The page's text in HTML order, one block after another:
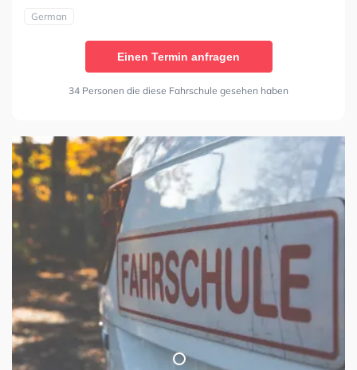
German
Einen Termin anfragen
34 Personen die diese Fahrschule gesehen haben